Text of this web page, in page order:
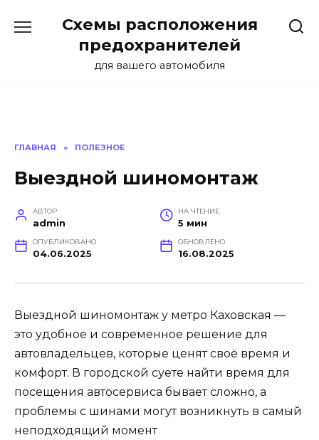
Схемы расположения
предохранителей
для вашего автомобиля
ГЛАВНАЯ » ПОЛЕЗНОЕ
Выездной шиномонтаж
АВТОР
admin
НА ЧТЕНИЕ
5 мин
ОПУБЛИКОВАНО
04.06.2025
ОБНОВЛЕНО
16.08.2025
Выездной шиномонтаж у метро Каховская —
это удобное и современное решение для
автовладельцев, которые ценят своё время и
комфорт. В городской суете найти время для
посещения автосервиса бывает сложно, а
проблемы с шинами могут возникнуть в самый
неподходящий момент